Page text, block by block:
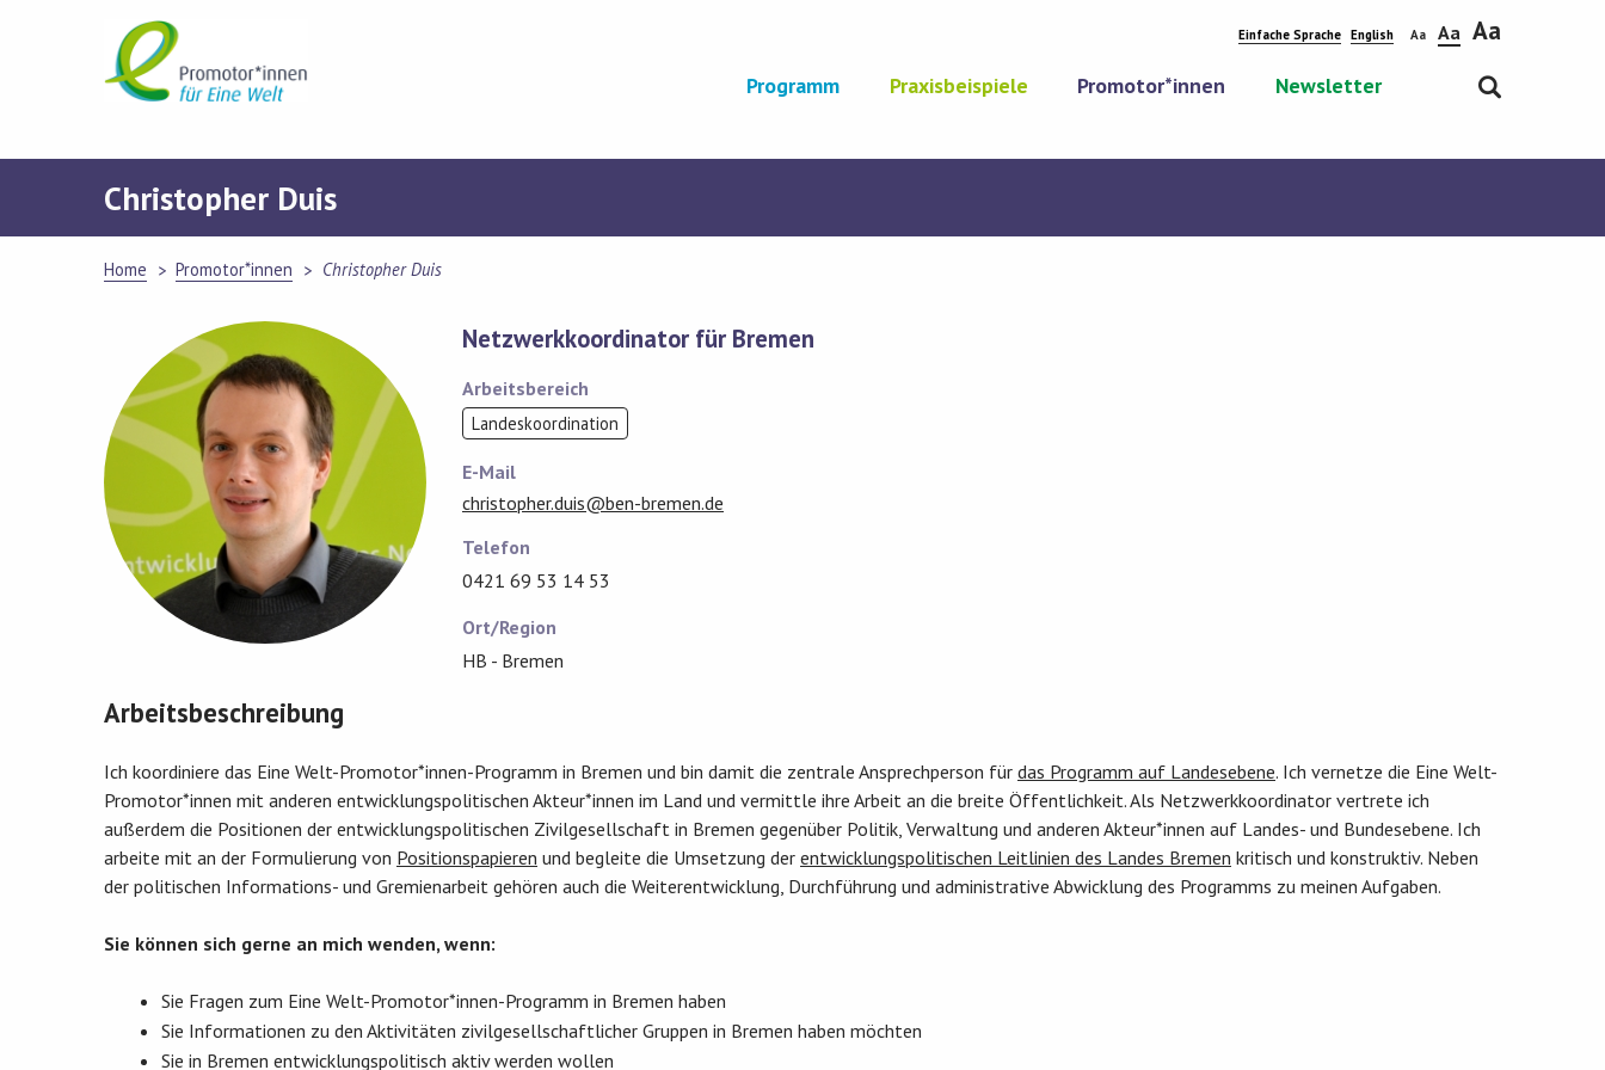
Einfache Sprache English Aa Aa Aa
Programm Praxisbeispiele Promotor*innen Newsletter
Christopher Duis
Home Promotor*innen Christopher Duis
Netzwerkkoordinator für Bremen
Arbeitsbereich
Landeskoordination
E-Mail
christopher.duis@ben-bremen.de
Telefon
0421 69 53 14 53
Ort/Region
HB - Bremen
Arbeitsbeschreibung
Ich koordiniere das Eine Welt-Promotor*innen-Programm in Bremen und bin damit die zentrale Ansprechperson für das Programm auf Landesebene. Ich vernetze die Eine Welt-
Promotor*innen mit anderen entwicklungspolitischen Akteur*innen im Land und vermittle ihre Arbeit an die breite Öffentlichkeit. Als Netzwerkkoordinator vertrete ich
außerdem die Positionen der entwicklungspolitischen Zivilgesellschaft in Bremen gegenüber Politik, Verwaltung und anderen Akteur*innen auf Landes- und Bundesebene. Ich
arbeite mit an der Formulierung von Positionspapieren und begleite die Umsetzung der entwicklungspolitischen Leitlinien des Landes Bremen kritisch und konstruktiv. Neben
der politischen Informations- und Gremienarbeit gehören auch die Weiterentwicklung, Durchführung und administrative Abwicklung des Programms zu meinen Aufgaben.
Sie können sich gerne an mich wenden, wenn:
Sie Fragen zum Eine Welt-Promotor*innen-Programm in Bremen haben
Sie Informationen zu den Aktivitäten zivilgesellschaftlicher Gruppen in Bremen haben möchten
Sie in Bremen entwicklungspolitisch aktiv werden wollen